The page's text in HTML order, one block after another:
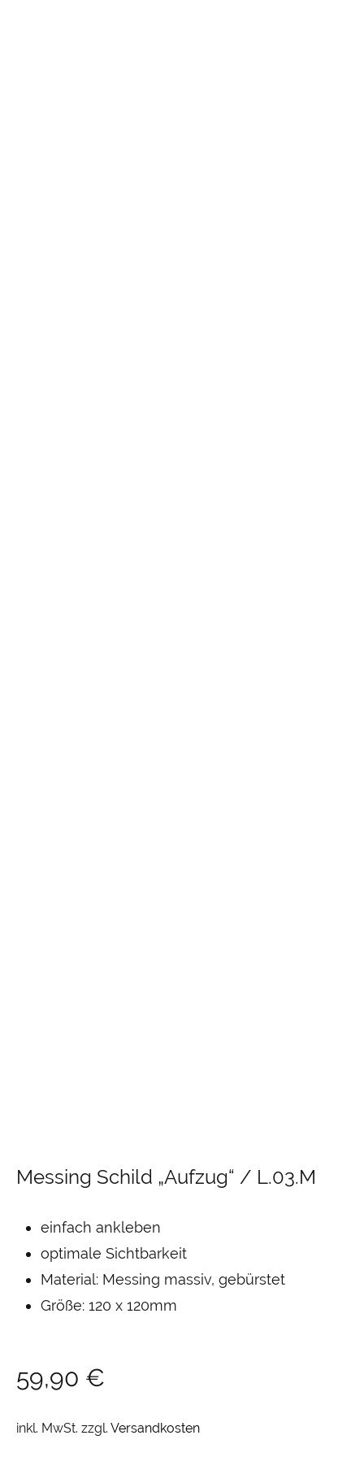
Messing Schild „Aufzug“ / L.03.M
einfach ankleben
optimale Sichtbarkeit
Material: Messing massiv, gebürstet
Größe: 120 x 120mm
59,90 €
inkl. MwSt. zzgl. Versandkosten